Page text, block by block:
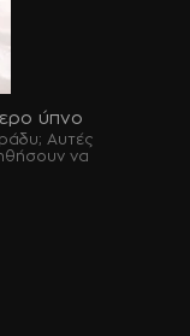
ύπνο
Αυτές
να